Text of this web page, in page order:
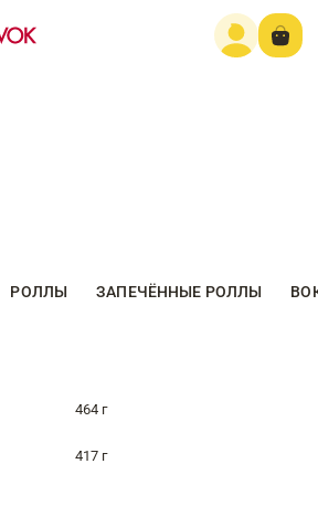
РОЛЛЫ ЗАПЕЧЁННЫЕ РОЛЛЫ
464 г
417 г